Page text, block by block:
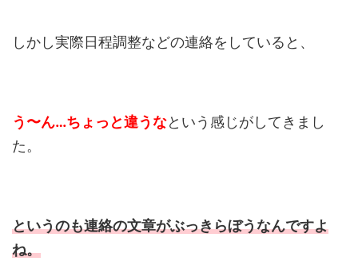
しかし実際日程調整などの連絡をしていると、
う〜ん…ちょっと違うなという感じがしてきまし
た。
というのも連絡の文章がぶっきらぼうなんですよ
ね。